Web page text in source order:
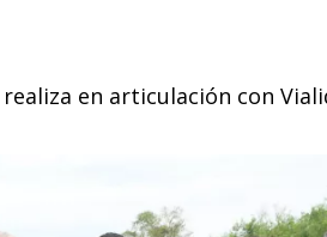
en articulación con